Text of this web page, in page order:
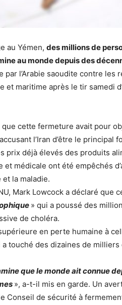
au Yémen, des millions de
au monde depuis des
par l’Arabie saoudite contre les
et maritime après le tir samedi
que cette fermeture avait pour
l’Iran d’être le principal
prix déjà élevés des produits
et médicale ont été empêchés
et la maladie.
Mark Lowcock a déclaré que
» qui a poussé des
de choléra.
en perte humaine à
a touché des dizaines de
que le monde ait connue
», a-t-il mis en garde. Un
Conseil de sécurité à